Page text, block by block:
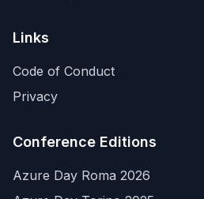
Links
Code of Conduct
Privacy
Conference Editions
Azure Day Roma 2026